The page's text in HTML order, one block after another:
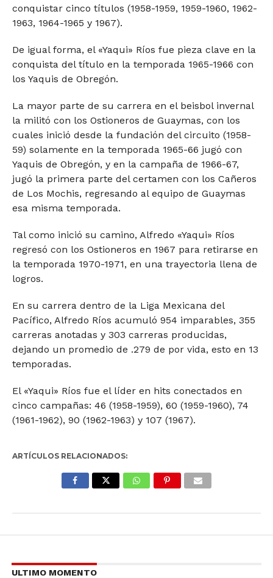
conquistar cinco títulos (1958-1959, 1959-1960, 1962-
1963, 1964-1965 y 1967).
De igual forma, el «Yaqui» Ríos fue pieza clave en la
conquista del título en la temporada 1965-1966 con
los Yaquis de Obregón.
La mayor parte de su carrera en el beisbol invernal
la militó con los Ostioneros de Guaymas, con los
cuales inició desde la fundación del circuito (1958-
59) solamente en la temporada 1965-66 jugó con
Yaquis de Obregón, y en la campaña de 1966-67,
jugó la primera parte del certamen con los Cañeros
de Los Mochis, regresando al equipo de Guaymas
esa misma temporada.
Tal como inició su camino, Alfredo «Yaqui» Ríos
regresó con los Ostioneros en 1967 para retirarse en
la temporada 1970-1971, en una trayectoria llena de
logros.
En su carrera dentro de la Liga Mexicana del
Pacífico, Alfredo Ríos acumuló 954 imparables, 355
carreras anotadas y 303 carreras producidas,
dejando un promedio de .279 de por vida, esto en 13
temporadas.
El «Yaqui» Ríos fue el líder en hits conectados en
cinco campañas: 46 (1958-1959), 60 (1959-1960), 74
(1961-1962), 90 (1962-1963) y 107 (1967).
ARTÍCULOS RELACIONADOS:
ULTIMO MOMENTO